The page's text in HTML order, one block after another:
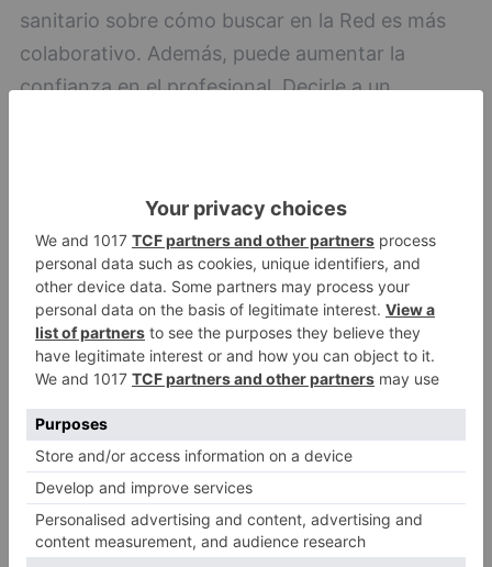
sanitario sobre cómo buscar en la Red es más
colaborativo. Además, puede aumentar la
confianza en el profesional. Decirle a un
que conseguimos es dejarle solo ante el universo
de la información y la desinformación online",
asegura la farmacéutica Marián García, autora
del blog 'Boticaria García' y embajadora de
#SaludsinBulos.
tenemos la obligación de coordinarnos y
trabajar juntos para encontrar la fórmula idónea
para que la información de la que disponen los
usuarios en la Red sea veraz y contrastada.